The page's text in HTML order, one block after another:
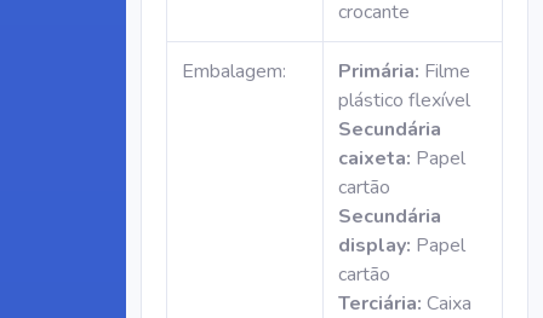
crocante
Embalagem: Primária: Filme
plástico flexível
Secundária
caixeta: Papel
cartão
Secundária
display: Papel
cartão
Terciária: Caixa